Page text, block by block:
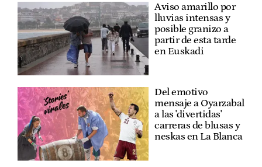
Aviso amarillo por
lluvias intensas y
posible granizo a
partir de esta tarde
en Euskadi
Del emotivo
mensaje a Oyarzabal
a las 'divertidas'
carreras de blusas y
neskas en La Blanca